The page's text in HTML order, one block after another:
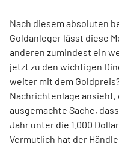
Nach diesem absoluten
Goldanleger lässt diese
anderen zumindest ein
jetzt zu den wichtigen
weiter mit dem
Nachrichtenlage
ausgemachte Sache,
Jahr unter die 1.000
Vermutlich hat der